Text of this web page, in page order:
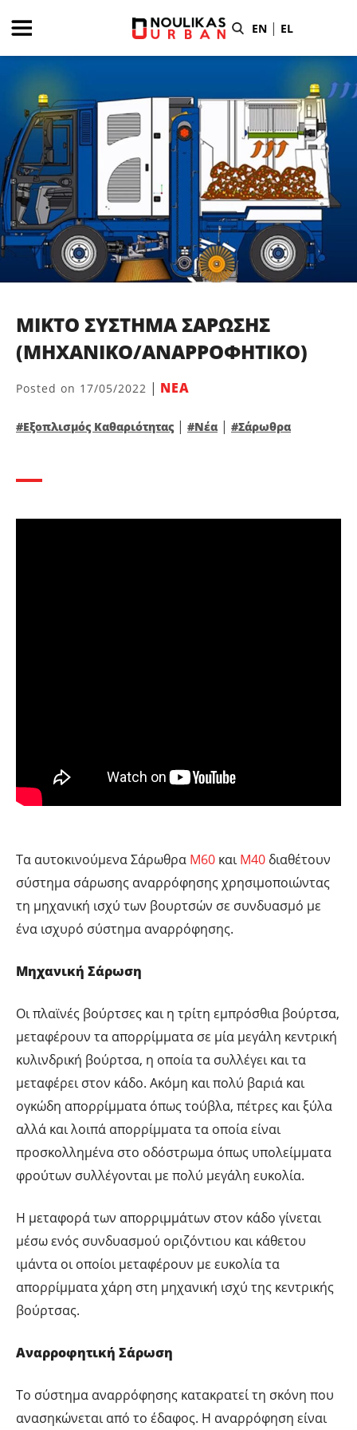
to
EN | EL
ΜΙΚΤΟ ΣΥΣΤΗΜΑ ΣΑΡΩΣΗΣ
(ΜΗΧΑΝΙΚΟ/ΑΝΑΡΡΟΦΗΤΙΚΟ)
Posted on 17/05/2022 | ΝΕΑ
#Εξοπλισμός Καθαριότητας | #Νέα | #Σάρωθρα
Τα αυτοκινούμενα Σάρωθρα Μ60 καιΜ40 διαθέτουν
σύστημα σάρωσης αναρρόφησης χρησιμοποιώντας
τη μηχανική ισχύ των βουρτσών σε συνδυασμό με
ένα ισχυρό σύστημα αναρρόφησης.
Μηχανική Σάρωση
Οι πλαϊνές βούρτσες και η τρίτη εμπρόσθια βούρτσα,
μεταφέρουν τα απορρίμματα σε μία μεγάλη κεντρική
κυλινδρική βούρτσα, η οποία τα συλλέγει και τα
μεταφέρει στον κάδο. Ακόμη και πολύ βαριά και
ογκώδη απορρίμματα όπως τούβλα, πέτρες και ξύλα
αλλά και λοιπά απορρίμματα τα οποία είναι
προσκολλημένα στο οδόστρωμα όπως υπολείμματα
φρούτων συλλέγονται με πολύ μεγάλη ευκολία.
Η μεταφορά των απορριμμάτων στον κάδο γίνεται
μέσω ενός συνδυασμού οριζόντιου και κάθετου
ιμάντα οι οποίοι μεταφέρουν με ευκολία τα
απορρίμματα χάρη στη μηχανική ισχύ της κεντρικής
βούρτσας.
Αναρροφητική Σάρωση
Το σύστημα αναρρόφησης κατακρατεί τη σκόνη που
ανασηκώνεται από το έδαφος. Η αναρρόφηση είναι